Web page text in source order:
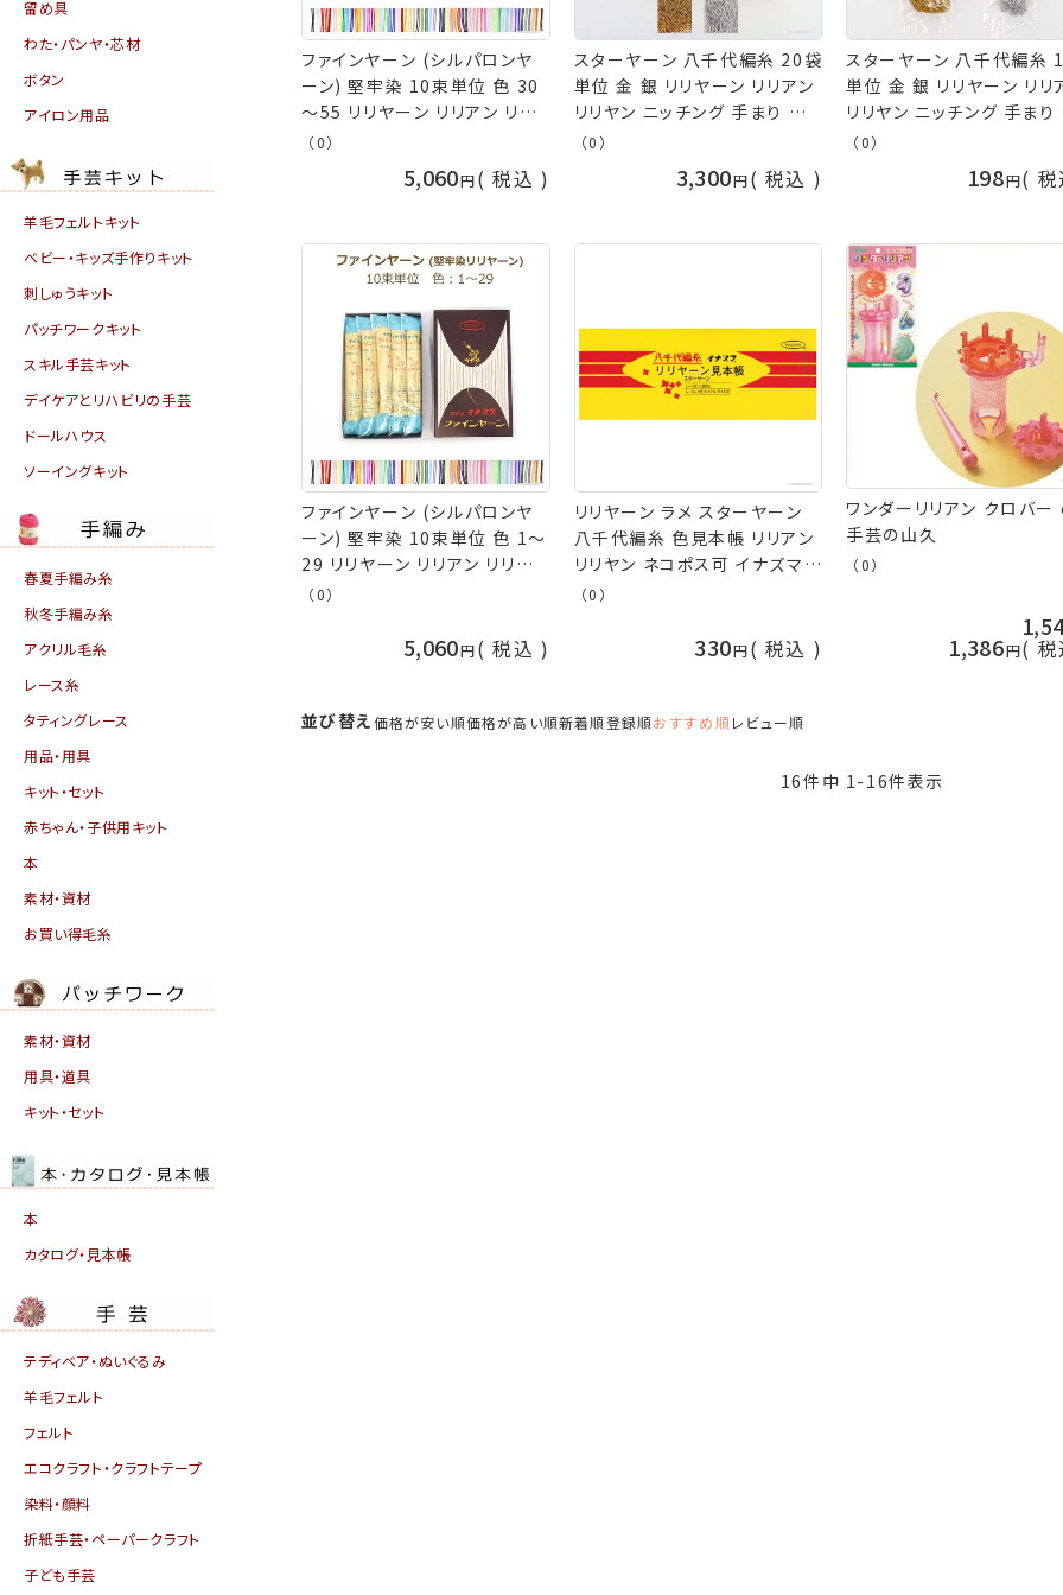
留め具
わた・パンヤ・芯材
ボタン
アイロン用品
羊毛フェルトキット
ベビー・キッズ手作りキット
刺しゅうキット
パッチワークキット
スキル手芸キット
デイケアとリハビリの手芸
ドールハウス
ソーイングキット
春夏手編み糸
秋冬手編み糸
アクリル毛糸
レース糸
タティングレース
用品・用具
キット・セット
赤ちゃん・子供用キット
本
素材・資材
お買い得毛糸
素材・資材
用具・道具
キット・セット
本
カタログ・見本帳
テディベア・ぬいぐるみ
羊毛フェルト
フェルト
エコクラフト・クラフトテープ
染料・顔料
折紙手芸・ペーパークラフト
子ども手芸
ファインヤーン (シルパロンヤ
ーン) 堅牢染 10束単位 色 30
～55 リリヤーン リリアン リリ
ヤン ピンク 黄色 緑 青 紫 紺
水色 ブルー パープル ブラウン
ナズマ 手芸の山久
（0）
5,060 税込
スターヤーン 八千代編糸 20袋
単位 金 銀 リリヤーン リリアン
リリヤン ニッチング 手まり タッ
セル イナズマ 手芸の山久
（0）
3,300 税込
スターヤーン 八千代編糸
単位 金 銀 リリヤーン リリ
リリヤン ニッチング 手まり
セル イナズマ ネコポス可
（0）
198
ファインヤーン (シルパロンヤ
ーン) 堅牢染 10束単位 色 1～
29 リリヤーン リリアン リリヤン
黒 白 赤 ピンク 黄色 緑 青 紺
色 ブラック ホワイト レッド ブ
ルー パープル ニッチング 手ま
久
（0）
5,060 税込
リリヤーン ラメ スターヤーン
八千代編糸 色見本帳 リリアン
リリヤン ネコポス可 イナズマ
手芸の山久
（0）
330 税込
ワンダーリリアン クロバー clv
手芸の山久
（0）
1,386
並び替え価格が安い順価格が高い順新着順登録順おすすめ順レビュー順
16件中 1- 16件表示